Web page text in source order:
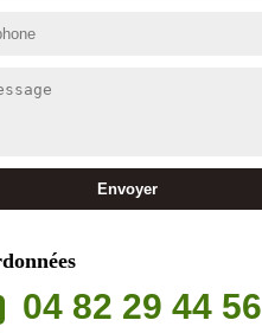
04 82 29 44 56